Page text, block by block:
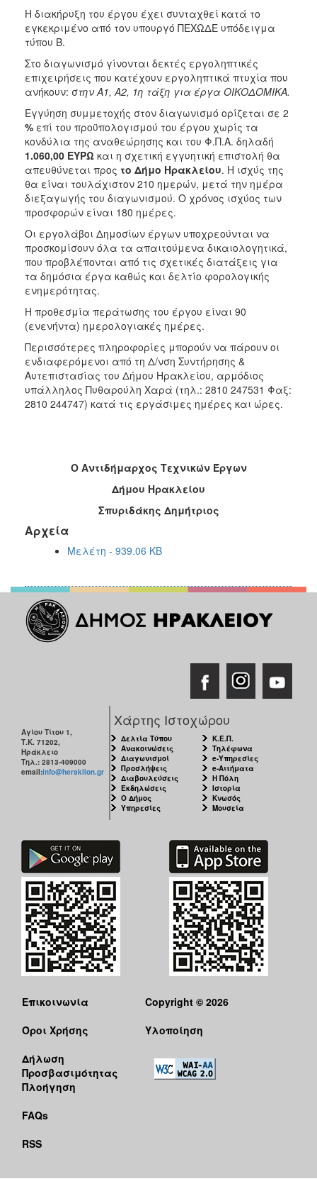
Η διακήρυξη του έργου έχει συνταχθεί κατά το
εγκεκριμένο από τον υπουργό ΠΕΧΩΔΕ υπόδειγμα
τύπου Β.
Στο διαγωνισμό γίνονται δεκτές εργοληπτικές
επιχειρήσεις που κατέχουν εργοληπτικά πτυχία που
ανήκουν: στην Α1, Α2, 1η τάξη για έργα ΟΙΚΟΔΟΜΙΚΑ.
Εγγύηση συμμετοχής στον διαγωνισμό ορίζεται σε 2
% επί του προϋπολογισμού του έργου χωρίς τα
κονδύλια της αναθεώρησης και του Φ.Π.Α. δηλαδή
1.060,00 ΕΥΡΩ και η σχετική εγγυητική επιστολή θα
απευθύνεται προς το Δήμο Ηρακλείου. Η ισχύς της
θα είναι τουλάχιστον 210 ημερών, μετά την ημέρα
διεξαγωγής του διαγωνισμού. Ο χρόνος ισχύος των
προσφορών είναι 180 ημέρες.
Οι εργολάβοι Δημοσίων έργων υποχρεούνται να
προσκομίσουν όλα τα απαιτούμενα δικαιολογητικά,
που προβλέπονται από τις σχετικές διατάξεις για
τα δημόσια έργα καθώς και δελτίο φορολογικής
ενημερότητας.
Η προθεσμία περάτωσης του έργου είναι 90
(ενενήντα) ημερολογιακές ημέρες.
Περισσότερες πληροφορίες μπορούν να πάρουν οι
ενδιαφερόμενοι από τη Δ/νση Συντήρησης &
Αυτεπιστασίας του Δήμου Ηρακλείου, αρμόδιος
υπάλληλος Πυθαρούλη Χαρά (τηλ.: 2810 247531 Φαξ:
2810 244747) κατά τις εργάσιμες ημέρες και ώρες.
Ο Αντιδήμαρχος Τεχνικών Έργων
Δήμου Ηρακλείου
Σπυριδάκης Δημήτριος
Αρχεία
Μελέτη - 939.06 KB
Αγίου Τίτου 1,
Τ.Κ. 71202,
Ηράκλειο
Τηλ.: 2813-409000
email:info@heraklion.gr
Χάρτης Ιστοχώρου
Δελτία Τύπου
Ανακοινώσεις
Διαγωνισμοί
Προσλήψεις
Διαβουλεύσεις
Εκδηλώσεις
Ο Δήμος
Υπηρεσίες
Κ.Ε.Π.
Τηλέφωνα
e-Υπηρεσίες
e-Αιτήματα
Η Πόλη
Ιστορία
Κνωσός
Μουσεία
Επικοινωνία
Όροι Χρήσης
Δήλωση
Προσβασιμότητας
Πλοήγηση
FAQs
RSS
Copyright © 2026
Υλοποίηση